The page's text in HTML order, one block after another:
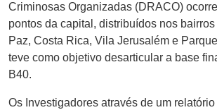
Criminosas Organizadas (DRACO)
pontos da capital, distribuídos nos
Paz, Costa Rica, Vila Jerusalém e
teve como objetivo desarticular a base
B40.
Os Investigadores através de um